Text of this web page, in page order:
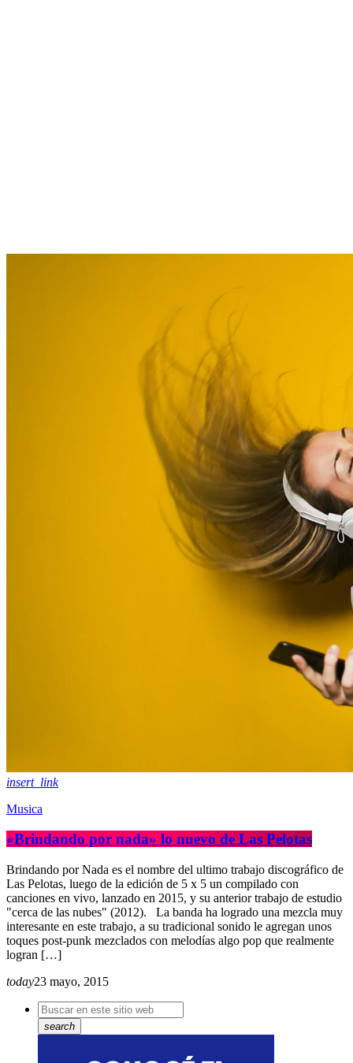
insert_link
Musica
«Brindando por nada» lo nuevo de Las Pelotas
Brindando por Nada es el nombre del ultimo trabajo discográfico de
Las Pelotas, luego de la edición de 5 x 5 un compilado con
canciones en vivo, lanzado en 2015, y su anterior trabajo de estudio
"cerca de las nubes" (2012). La banda ha logrado una mezcla muy
interesante en este trabajo, a su tradicional sonido le agregan unos
toques post-punk mezclados con melodías algo pop que realmente
logran […]
today23 mayo, 2015
search